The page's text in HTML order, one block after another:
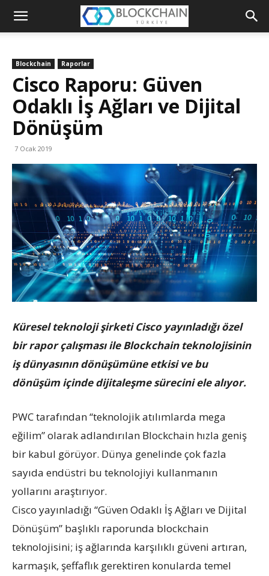
Blockchain
Platformu
Blockchain Raporlar
Cisco Raporu: Güven
Odaklı İş Ağları ve Dijital
Dönüşüm
7 Ocak 2019
Küresel teknoloji şirketi Cisco yayınladığı özel
bir rapor çalışması ile Blockchain teknolojisinin
iş dünyasının dönüşümüne etkisi ve bu
dönüşüm içinde dijitaleşme sürecini ele alıyor.
PWC tarafından “teknolojik atılımlarda mega
eğilim” olarak adlandırılan Blockchain hızla geniş
bir kabul görüyor. Dünya genelinde çok fazla
sayıda endüstri bu teknolojiyi kullanmanın
yollarını araştırıyor.
Cisco yayınladığı “Güven Odaklı İş Ağları ve Dijital
Dönüşüm” başlıklı raporunda blockchain
teknolojisini; iş ağlarında karşılıklı güveni artıran,
karmaşık, şeffaflık gerektiren konularda temel